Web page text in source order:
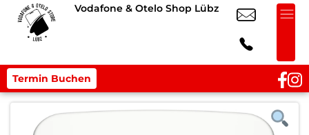
Vodafone & Otelo Shop Lübz
Termin Buchen